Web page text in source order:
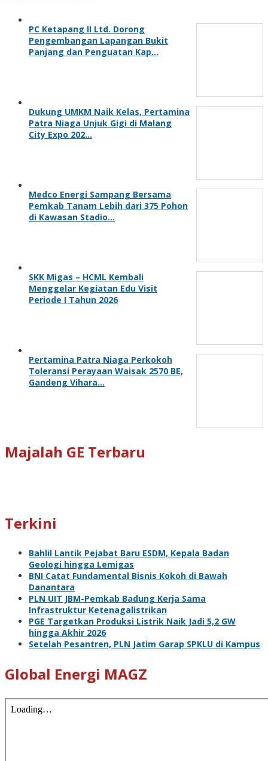
PC Ketapang II Ltd. Dorong
Pengembangan Lapangan Bukit
Panjang dan Penguatan Kap…
Dukung UMKM Naik Kelas, Pertamina
Patra Niaga Unjuk Gigi di Malang
City Expo 202…
Medco Energi Sampang Bersama
Pemkab Tanam Lebih dari 375 Pohon
di Kawasan Stadio…
SKK Migas – HCML Kembali
Menggelar Kegiatan Edu Visit
Periode I Tahun 2026
Pertamina Patra Niaga Perkokoh
Toleransi Perayaan Waisak 2570 BE,
Gandeng Vihara…
Majalah GE Terbaru
Terkini
Bahlil Lantik Pejabat Baru ESDM, Kepala Badan
Geologi hingga Lemigas
BNI Catat Fundamental Bisnis Kokoh di Bawah
Danantara
PLN UIT JBM-Pemkab Badung Kerja Sama
Infrastruktur Ketenagalistrikan
PGE Targetkan Produksi Listrik Naik Jadi 5,2 GW
hingga Akhir 2026
Setelah Pesantren, PLN Jatim Garap SPKLU di Kampus
Global Energi MAGZ